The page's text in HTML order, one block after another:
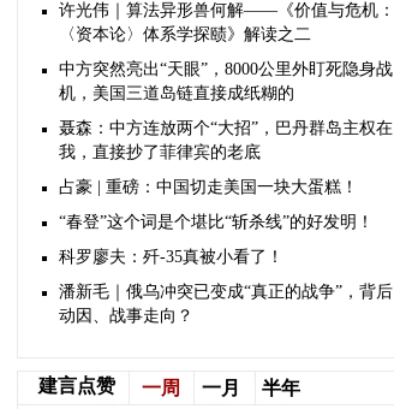
许光伟｜算法异形兽何解——《价值与危机：
〈资本论〉体系学探赜》解读之二
中方突然亮出“天眼”，8000公里外盯死隐身战
机，美国三道岛链直接成纸糊的
聂森：中方连放两个“大招”，巴丹群岛主权在
我，直接抄了菲律宾的老底
占豪 | 重磅：中国切走美国一块大蛋糕！
“春登”这个词是个堪比“斩杀线”的好发明！
科罗廖夫：歼-35真被小看了！
潘新毛｜俄乌冲突已变成“真正的战争”，背后
动因、战事走向？
建言点赞 一周 一月 半年